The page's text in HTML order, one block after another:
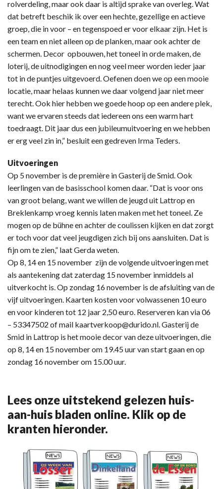
rolverdeling, maar ook daar is altijd sprake van overleg. Wat
dat betreft beschik ik over een hechte, gezellige en actieve
groep, die in voor – en tegenspoed er voor elkaar zijn. Het is
een team en niet alleen op de planken, maar ook achter de
schermen. Decor opbouwen, het toneel in orde maken, de
loterij, de uitnodigingen en nog veel meer worden ieder jaar
tot in de puntjes uitgevoerd. Oefenen doen we op een mooie
locatie, maar helaas kunnen we daar volgend jaar niet meer
terecht. Ook hier hebben we goede hoop op een andere plek,
want we ervaren steeds dat iedereen ons een warm hart
toedraagt. Dit jaar dus een jubileumuitvoering en we hebben
er erg veel zin in,” besluit een gedreven Irma Teders.
Uitvoeringen
Op 5 november is de première in Gasterij de Smid. Ook
leerlingen van de basisschool komen daar. “Dat is voor ons
van groot belang, want we willen de jeugd uit Lattrop en
Breklenkamp vroeg kennis laten maken met het toneel. Ze
mogen op de bühne en achter de coulissen kijken en dat zorgt
er toch voor dat veel jeugdigen zich bij ons aansluiten. Dat is
fijn om te zien,” laat Gerda weten.
Op 8, 14 en 15 november zijn de volgende uitvoeringen met
als aantekening dat zaterdag 15 november inmiddels al
uitverkocht is. Op zondag 16 november is de afsluiting van de
vijf uitvoeringen. Kaarten kosten voor volwassenen 10 euro
en voor kinderen tot 12 jaar 2,50 euro. Reserveren kan via 06
– 53347502 of mail kaartverkoop@durido.nl. Gasterij de
Smid in Lattrop is het mooie decor van deze uitvoeringen, die
op 8, 14 en 15 november om 19.45 uur van start gaan en op
zondag 16 november om 15.00 uur.
Lees onze uitstekend gelezen huis-
aan-huis bladen online. Klik op de
kranten hieronder.